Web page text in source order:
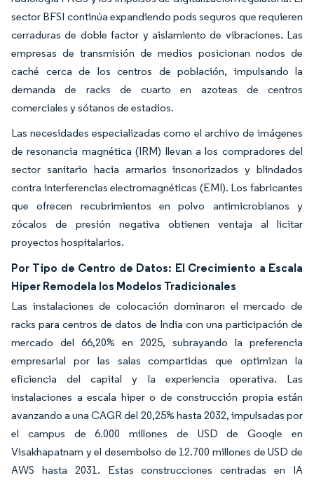
sector BFSI continúa expandiendo pods seguros que requieren
cerraduras de doble factor y aislamiento de vibraciones. Las
empresas de transmisión de medios posicionan nodos de
caché cerca de los centros de población, impulsando la
demanda de racks de cuarto en azoteas de centros
comerciales y sótanos de estadios.
Las necesidades especializadas como el archivo de imágenes
de resonancia magnética (IRM) llevan a los compradores del
sector sanitario hacia armarios insonorizados y blindados
contra interferencias electromagnéticas (EMI). Los fabricantes
que ofrecen recubrimientos en polvo antimicrobianos y
zócalos de presión negativa obtienen ventaja al licitar
proyectos hospitalarios.
Por Tipo de Centro de Datos: El Crecimiento a Escala
Hiper Remodela los Modelos Tradicionales
Las instalaciones de colocación dominaron el mercado de
racks para centros de datos de India con una participación de
mercado del 66,20% en 2025, subrayando la preferencia
empresarial por las salas compartidas que optimizan la
eficiencia del capital y la experiencia operativa. Las
instalaciones a escala hiper o de construcción propia están
avanzando a una CAGR del 20,25% hasta 2032, impulsadas por
el campus de 6.000 millones de USD de Google en
Visakhapatnam y el desembolso de 12.700 millones de USD de
AWS hasta 2031. Estas construcciones centradas en IA